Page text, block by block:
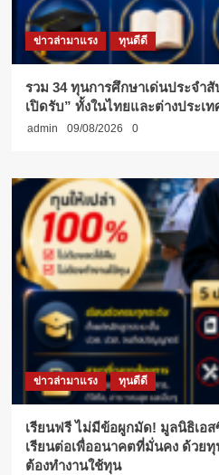
ข่าวล่ามาแรง ทุนดีดี
รวม 34 ทุนการศึกษาเด่นประจำ
เปิดรับ” ทั้งในไทยและต่างประเท
admin 09/08/2026 0
ข่าวล่ามาแรง ทุนดีดี
เรียนฟรี ไม่มีข้อผูกมัด! มูลนิธิเอ
เรียนต่อเพื่ออนาคตที่มั่นคง ด้วย
ต้องทำงานใช้ทุน